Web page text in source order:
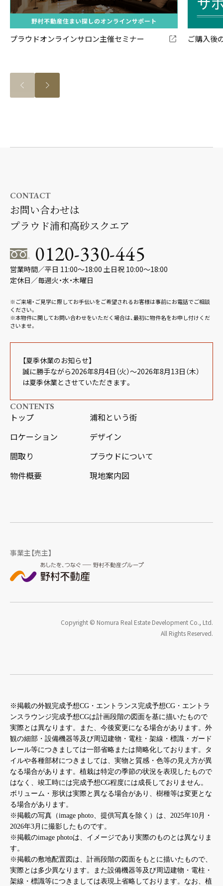
プラウドオンラインサロン主催セミナー ご購入後
CONTACT
お問い合わせは
プラウド浦和高砂スクエア
0120-330-445
営業時間／平日 11:00～18:00 土日祝 10:00～18:00
定休日／毎週火・水・木曜日
※ご来場・ご見学に際してお手伝いをご希望されるお客様は事前にお電話でご相談
ください。
※本物件に関してお問い合わせをいただく場合は、最初に物件名をお申し付けくだ
さいませ。
【夏季休業のお知らせ】
誠に勝手ながら2026年8月4日（火）～2026年8月13日（木）
は夏季休業とさせていただきます。
CONTENTS
トップ
浦和という街
ロケーション
デザイン
間取り
プラウドについて
物件概要
現地案内図
事業主【売主】
Copyright © Nomura Real Estate Development Co., Ltd.
All Rights Reserved.
※掲載の外観完成予想CG・エントランス完成予想CG・エントラ
ンスラウンジ完成予想CGは計画段階の図面を基に描いたもので
実際とは異なります。また、今後変更になる場合があります。外
観の細部・設備機器等及び周辺建物・電柱・架線・標識・ガード
レール等につきましては一部省略または簡略化しております。タ
イルや各種部材につきましては、実物と質感・色等の見え方が異
なる場合があります。植栽は特定の季節の状況を表現したもので
はなく、竣工時には完成予想CG程度には成長しておりません。
ボリューム・形状は実際と異なる場合があり、樹種等は変更とな
る場合があります。
※掲載の写真（image photo、提供写真を除く）は、2025年10月・
2026年3月に撮影したものです。
※掲載のimage photoは、イメージであり実際のものとは異なりま
す。
※掲載の敷地配置図は、計画段階の図面をもとに描いたもので、
実際とは多少異なります。また設備機器等及び周辺建物・電柱・
架線・標識等につきましては表現上省略しております。なお、植